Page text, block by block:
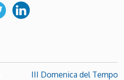
III Domenica del Tempo